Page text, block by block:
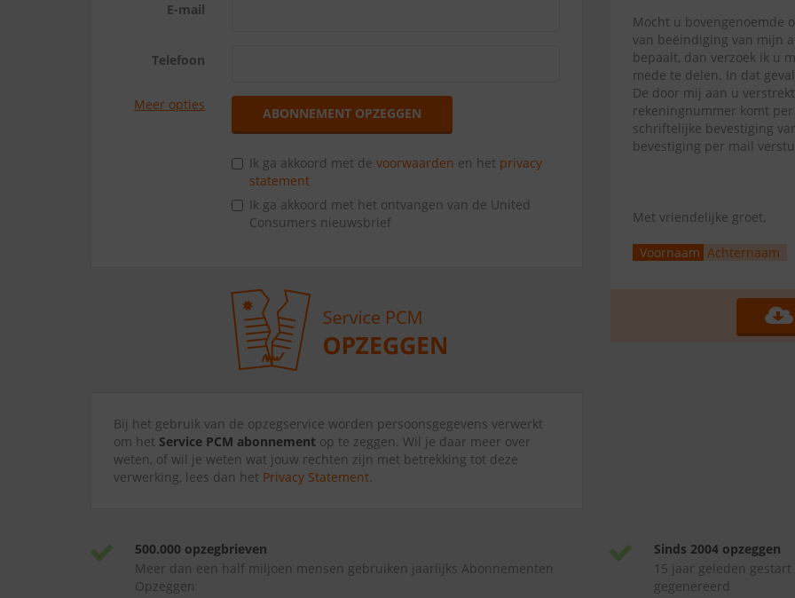
E-mail
Telefoon
Meer opties
ABONNEMENT OPZEGGEN
Ik ga akkoord met devoorwaarden en het privacy
statement
Ik ga akkoord met het ontvangen van de United
Consumers nieuwsbrief
Bij het gebruik van de opzegservice worden persoonsgegevens verwerkt
om het Service PCM abonnement op te zeggen. Wil je daar meer over
weten, of wil je weten wat jouw rechten zijn met betrekking tot deze
verwerking, lees dan het Privacy Statement.
Mocht u bovengenoemde
van beëindiging van mijn
bepaalt, dan verzoek ik u
mede te delen. In dat
De door mij aan u
rekeningnummer komt
schriftelijke bevestiging
bevestiging per mail
Met vriendelijke groet,
Voornaam Achternaam
500.000 opzegbrieven
Meer dan een half miljoen mensen gebruiken jaarlijks Abonnementen
Opzeggen
Sinds 2004 opzeggen
15 jaar geleden
gegenereerd